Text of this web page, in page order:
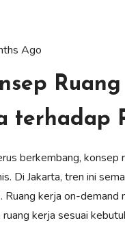
Ago
terhadap
berkembang,
Di Jakarta, tren ini
Ruang kerja on-
kerja sesuai